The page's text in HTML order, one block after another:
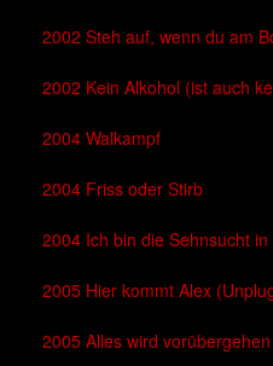
2002 Steh auf, wenn du am
2002 Kein Alkohol (ist auch
2004 Walkampf
2004 Friss oder Stirb
2004 Ich bin die Sehnsucht in
2005 Hier kommt Alex
2005 Alles wird vorübergehen